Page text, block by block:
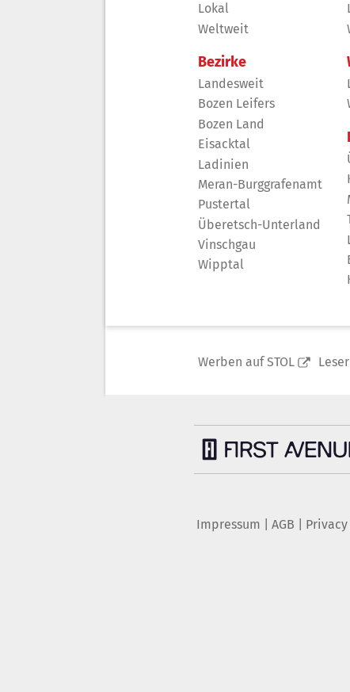
Lokal
Weltweit
Bezirke
Landesweit
Bozen Leifers
Bozen Land
Eisacktal
Ladinien
Meran-Burggrafenamt
Pustertal
Überetsch-Unterland
Vinschgau
Wipptal
Werben auf STOL
Impressum AGB